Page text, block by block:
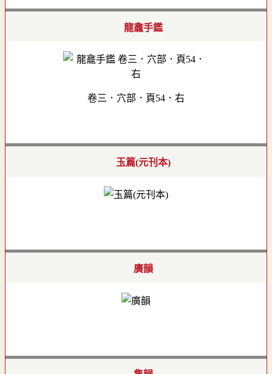
龍龕手鑑
卷三．穴部．頁54．右
玉篇(元刊本)
廣韻